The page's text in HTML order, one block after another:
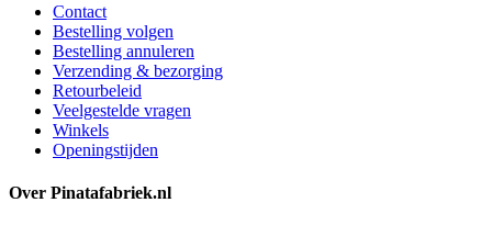
Contact
Bestelling volgen
Bestelling annuleren
Verzending & bezorging
Retourbeleid
Veelgestelde vragen
Winkels
Openingstijden
Over Pinatafabriek.nl